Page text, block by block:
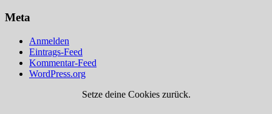
Meta
Anmelden
Eintrags-Feed
Kommentar-Feed
WordPress.org
Setze deine Cookies zurück.